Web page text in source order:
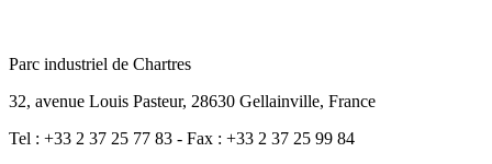
Parc industriel de Chartres
32, avenue Louis Pasteur, 28630 Gellainville, France
Tel : +33 2 37 25 77 83 - Fax : +33 2 37 25 99 84